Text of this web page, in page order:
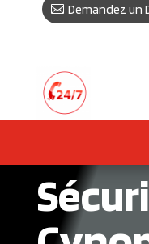
Demandez un